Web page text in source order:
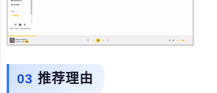
推荐理由